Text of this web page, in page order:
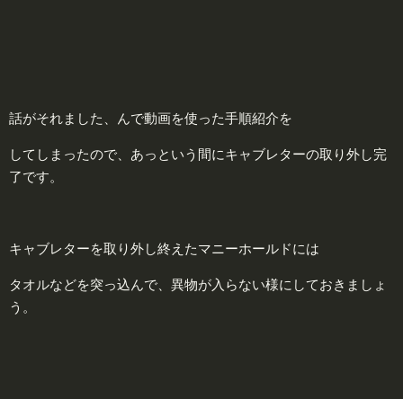
話がそれました、んで動画を使った手順紹介を
してしまったので、あっという間にキャブレターの取り外し完
了です。
キャブレターを取り外し終えたマニーホールドには
タオルなどを突っ込んで、異物が入らない様にしておきましょ
う。